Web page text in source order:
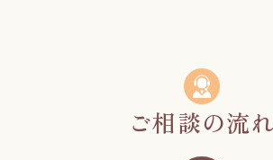
ご相談の流れ